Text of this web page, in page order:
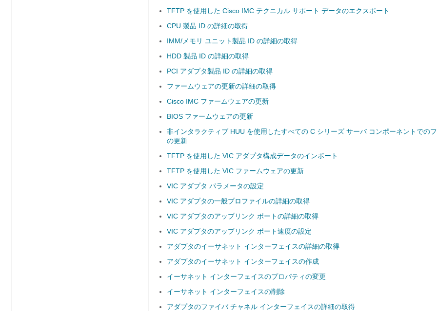
TFTP を使用した Cisco IMC テクニカル サポート データのエクスポート
CPU 製品 ID の詳細の取得
IMM/メモリ ユニット製品 ID の詳細の取得
HDD 製品 ID の詳細の取得
PCI アダプタ製品 ID の詳細の取得
ファームウェアの更新の詳細の取得
Cisco IMC ファームウェアの更新
BIOS ファームウェアの更新
非インタラクティブ HUU を使用したすべての C シリーズ サーバ コンポーネントでの
の更新
TFTP を使用した VIC アダプタ構成データのインポート
TFTP を使用した VIC ファームウェアの更新
VIC アダプタ パラメータの設定
VIC アダプタの一般プロファイルの詳細の取得
VIC アダプタのアップリンク ポートの詳細の取得
VIC アダプタのアップリンク ポート速度の設定
アダプタのイーサネット インターフェイスの詳細の取得
アダプタのイーサネット インターフェイスの作成
イーサネット インターフェイスのプロパティの変更
イーサネット インターフェイスの削除
アダプタのファイバ チャネル インターフェイスの詳細の取得